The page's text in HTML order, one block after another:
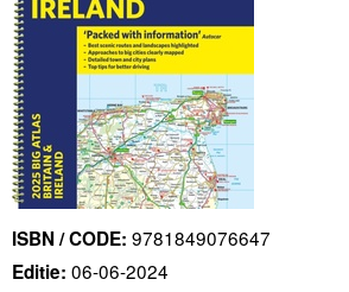
ISBN / CODE: 9781849076647
Editie: 06-06-2024